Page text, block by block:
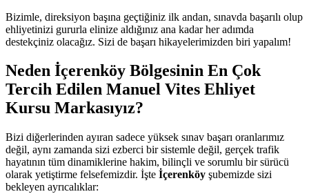
Bizimle, direksiyon başına geçtiğiniz ilk andan, sınavda başarılı olup
ehliyetinizi gururla elinize aldığınız ana kadar her adımda
destekçiniz olacağız. Sizi de başarı hikayelerimizden biri yapalım!
Neden İçerenköy Bölgesinin En Çok
Tercih Edilen Manuel Vites Ehliyet
Kursu Markasıyız?
Bizi diğerlerinden ayıran sadece yüksek sınav başarı oranlarımız
değil, aynı zamanda sizi ezberci bir sistemle değil, gerçek trafik
hayatının tüm dinamiklerine hakim, bilinçli ve sorumlu bir sürücü
olarak yetiştirme felsefemizdir. İşte İçerenköy şubemizde sizi
bekleyen ayrıcalıklar: